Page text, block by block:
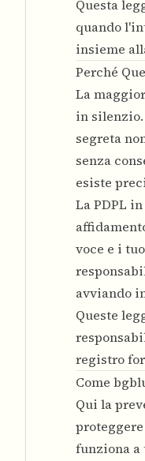
Questa
quando
insieme
Perché
La
in silenzio.
segreta
senza
esiste
La PDPL
voce e i
avviando
Queste
registro
Come
Qui la
funziona a